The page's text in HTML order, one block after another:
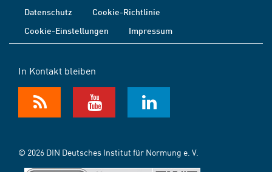
Datenschutz
Cookie-Richtlinie
Cookie-Einstellungen
Impressum
In Kontakt bleiben
© 2026 DIN Deutsches Institut für Normung e. V.